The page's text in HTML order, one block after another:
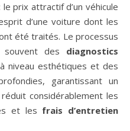
prix attractif d’un véhicule
d’une voiture dont les
été traités. Le processus
souvent des diagnostics
niveau esthétiques et des
garantissant un
considérablement les
et les frais d’entretien